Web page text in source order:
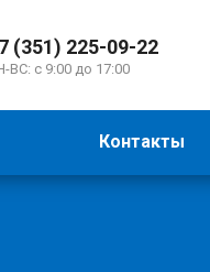
(351) 225-09-22
ВС: с 9:00 до 17:00
Контакты